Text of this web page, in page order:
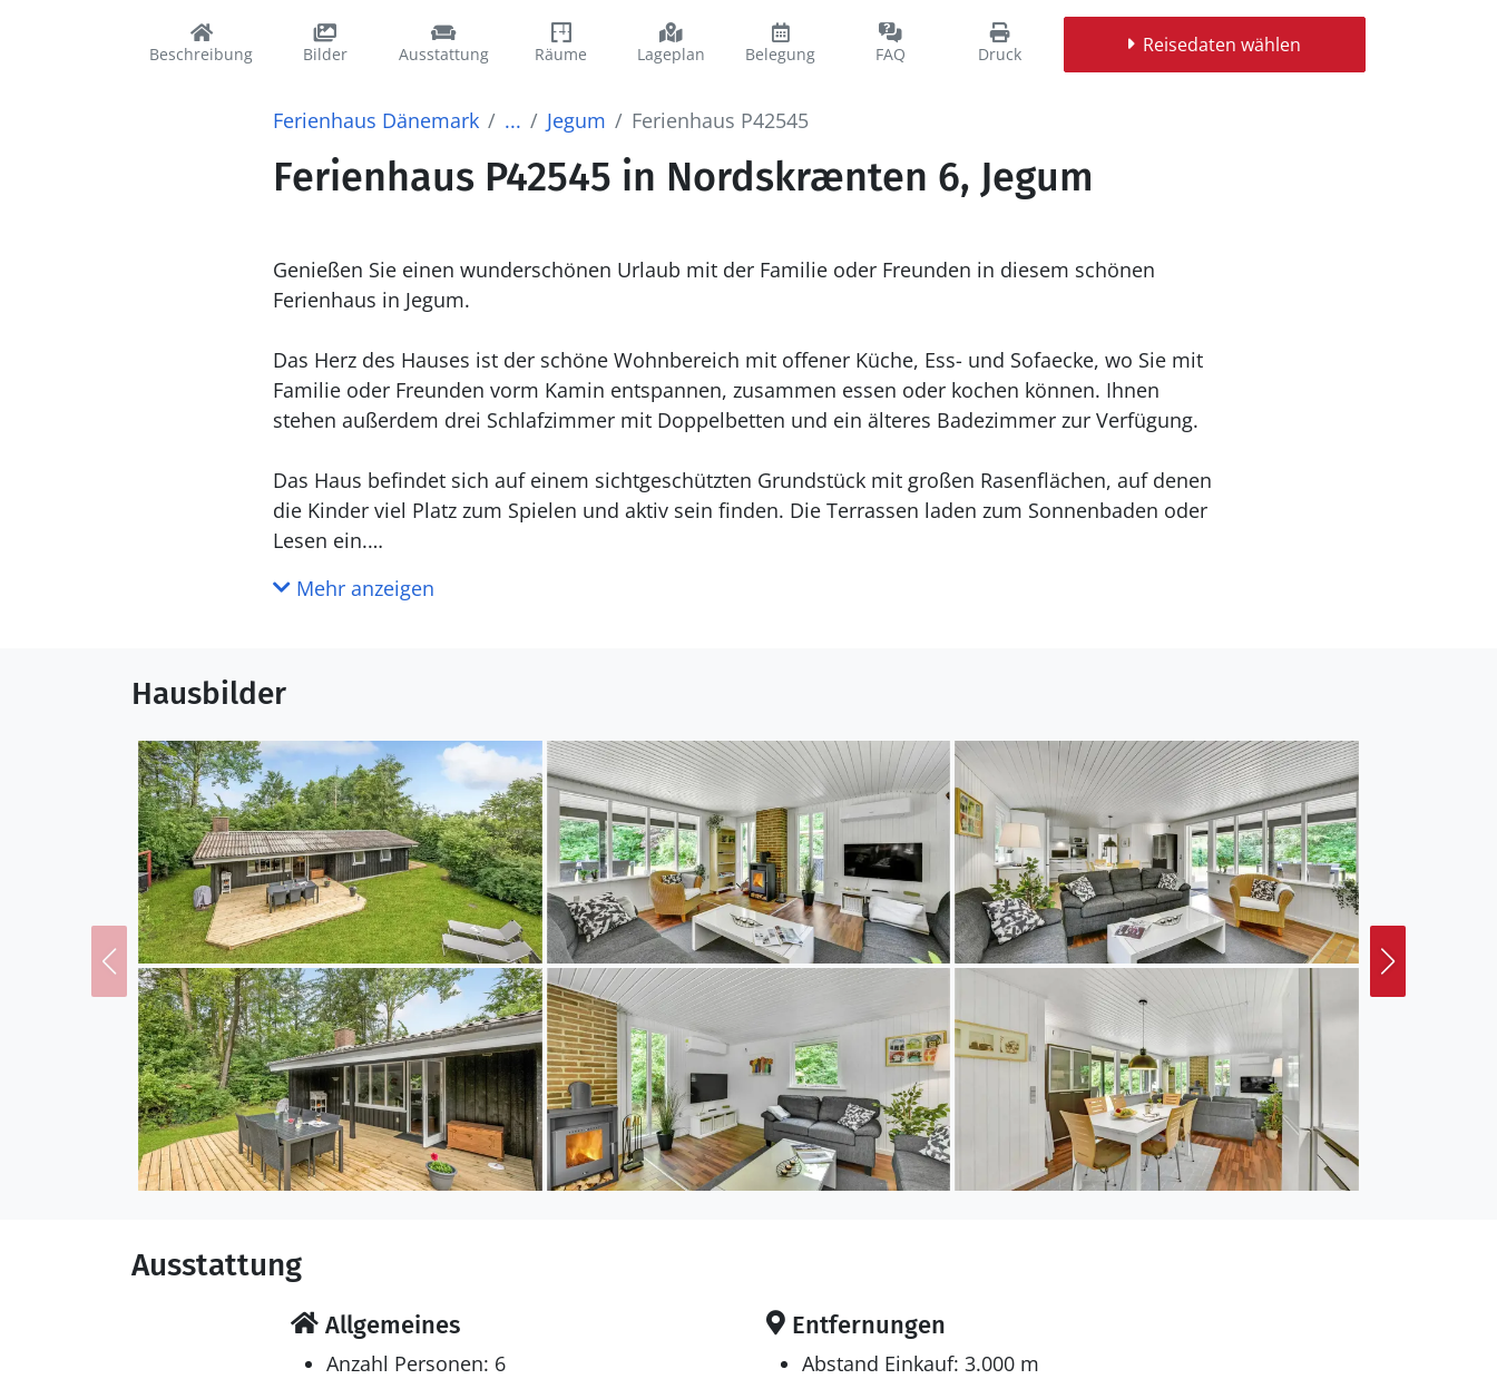
Beschreibung Bilder Ausstattung Räume Lageplan Belegung FAQ Druck Reisedaten wählen
Ferienhaus Dänemark ... Jegum Ferienhaus P42545
Ferienhaus P42545 in Nordskrænten 6, Jegum
Genießen Sie einen wunderschönen Urlaub mit der Familie oder Freunden in diesem schönen
Ferienhaus in Jegum.
Das Herz des Hauses ist der schöne Wohnbereich mit offener Küche, Ess- und Sofaecke, wo Sie mit
Familie oder Freunden vorm Kamin entspannen, zusammen essen oder kochen können. Ihnen
stehen außerdem drei Schlafzimmer mit Doppelbetten und ein älteres Badezimmer zur Verfügung.
Das Haus befindet sich auf einem sichtgeschützten Grundstück mit großen Rasenflächen, auf denen
die Kinder viel Platz zum Spielen und aktiv sein finden. Die Terrassen laden zum Sonnenbaden oder
Lesen ein.
Mit einer Angellizenz können Sie die an der Küste vorhandenen, reichhaltigen Fischgründe nutzen.
Mehr anzeigen
Hausbilder
Ausstattung
Allgemeines
Anzahl Personen: 6
Entfernungen
Abstand Einkauf: 3.000 m